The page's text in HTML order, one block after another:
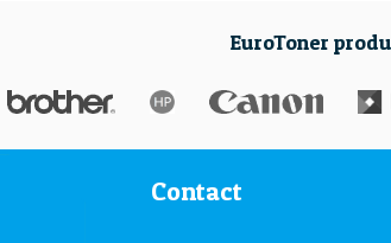
EuroToner
Contact